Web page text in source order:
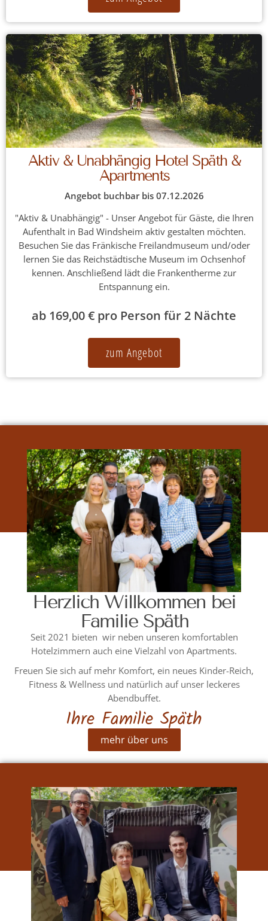
Aktiv & Unabhängig Hotel Späth &
Apartments
Angebot buchbar bis 07.12.2026
"Aktiv & Unabhängig" - Unser Angebot für Gäste, die Ihren
Aufenthalt in Bad Windsheim aktiv gestalten möchten.
Besuchen Sie das Fränkische Freilandmuseum und/oder
lernen Sie das Reichstädtische Museum im Ochsenhof
kennen. Anschließend lädt die Frankentherme zur
Entspannung ein.
ab 169,00 € pro Person für 2 Nächte
zum Angebot
Herzlich Willkommen bei
Familie Späth
Seit 2021 bieten wir neben unseren komfortablen
Hotelzimmern auch eine Vielzahl von Apartments.
Freuen Sie sich auf mehr Komfort, ein neues Kinder-Reich,
Fitness & Wellness und natürlich auf unser leckeres
Abendbuffet.
Ihre Familie Späth
mehr über uns